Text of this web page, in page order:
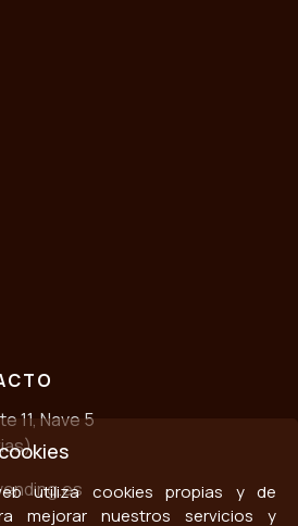
11, Nave 5
utiliza cookies propias y de
mejorar nuestros servicios y